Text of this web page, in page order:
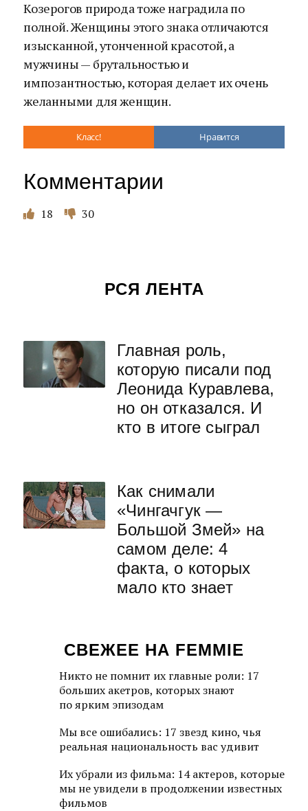
Козерогов природа тоже наградила по
полной. Женщины этого знака отличаются
изысканной, утонченной красотой, а
мужчины — брутальностью и
импозантностью, которая делает их очень
желанными для женщин.
Класс! Нравится
Комментарии
18 30
РСЯ ЛЕНТА
Главная роль,
которую писали под
Леонида Куравлева,
но он отказался. И
кто в итоге сыграл
Как снимали
«Чингачгук —
Большой Змей» на
самом деле: 4
факта, о которых
мало кто знает
СВЕЖЕЕ НА FEMMIE
Никто не помнит их главные роли: 17
больших акетров, которых знают
по ярким эпизодам
Мы все ошибались: 17 звезд кино, чья
реальная национальность вас удивит
Их убрали из фильма: 14 актеров, которые
мы не увидели в продолжении известных
фильмов